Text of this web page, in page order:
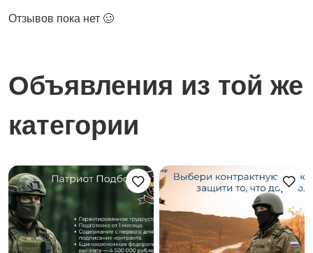
Отзывов пока нет 🥴
Объявления из той же
категории